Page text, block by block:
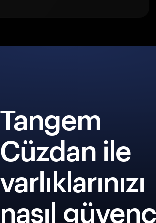
Tangem
Cüzdan ile
varlıklarınızı
nasıl